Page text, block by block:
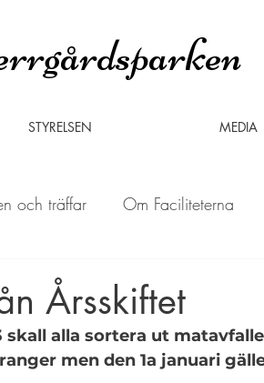
STYRELSEN MEDIA
och träffar Om Faciliteterna
Årsskiftet
alla sortera ut
men den 1a januari